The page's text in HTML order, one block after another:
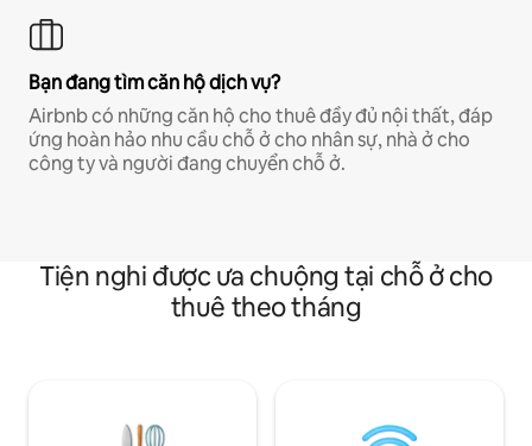
Bạn đang tìm căn hộ dịch vụ?
Airbnb có những căn hộ cho thuê đầy đủ nội thất, đáp
ứng hoàn hảo nhu cầu chỗ ở cho nhân sự, nhà ở cho
công ty và người đang chuyển chỗ ở.
Tiện nghi được ưa chuộng tại chỗ ở cho
thuê theo tháng